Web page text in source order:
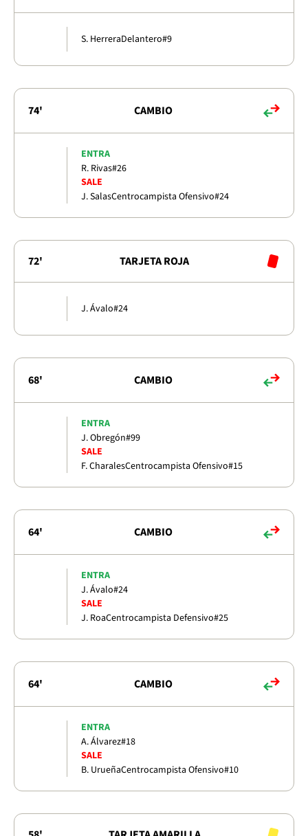
S. HerreraDelantero#9
74' CAMBIO
ENTRA
R. Rivas#26
SALE
J. SalasCentrocampista Ofensivo#24
72' TARJETA ROJA
J. Ávalo#24
68' CAMBIO
ENTRA
J. Obregón#99
SALE
F. CharalesCentrocampista Ofensivo#15
64' CAMBIO
ENTRA
J. Ávalo#24
SALE
J. RoaCentrocampista Defensivo#25
64' CAMBIO
ENTRA
A. Álvarez#18
SALE
B. UrueñaCentrocampista Ofensivo#10